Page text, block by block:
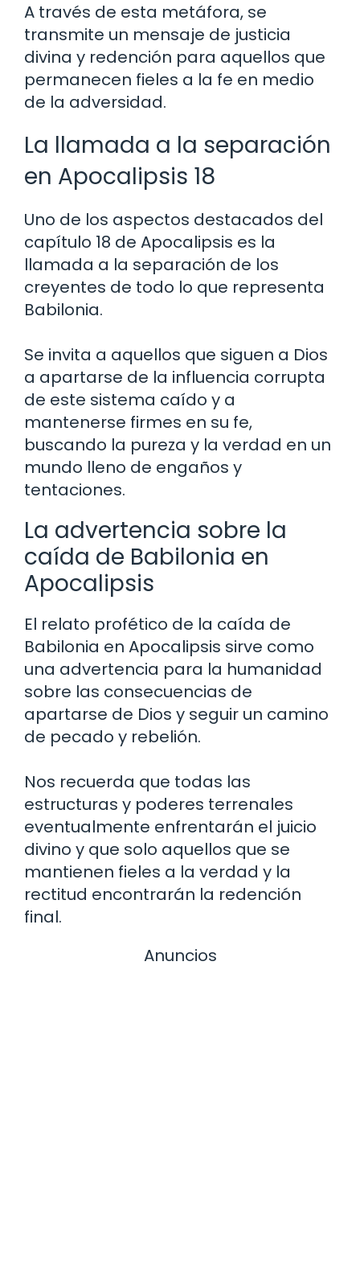
A través de esta metáfora, se
transmite un mensaje de justicia
divina y redención para aquellos que
permanecen fieles a la fe en medio
de la adversidad.
La llamada a la separación
en Apocalipsis 18
Uno de los aspectos destacados del
capítulo 18 de Apocalipsis es la
llamada a la separación de los
creyentes de todo lo que representa
Babilonia.
Se invita a aquellos que siguen a Dios
a apartarse de la influencia corrupta
de este sistema caído y a
mantenerse firmes en su fe,
buscando la pureza y la verdad en un
mundo lleno de engaños y
tentaciones.
La advertencia sobre la
caída de Babilonia en
Apocalipsis
El relato profético de la caída de
Babilonia en Apocalipsis sirve como
una advertencia para la humanidad
sobre las consecuencias de
apartarse de Dios y seguir un camino
de pecado y rebelión.
Nos recuerda que todas las
estructuras y poderes terrenales
eventualmente enfrentarán el juicio
divino y que solo aquellos que se
mantienen fieles a la verdad y la
rectitud encontrarán la redención
final.
Anuncios